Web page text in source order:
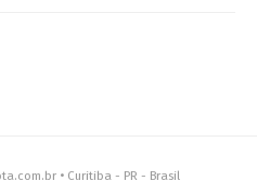
• Curitiba - PR - Brasil